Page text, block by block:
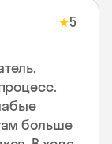
★5
больше